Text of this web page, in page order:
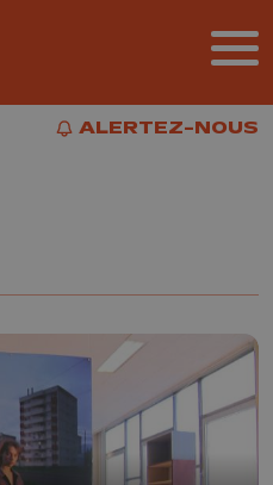
ALERTEZ-NOUS
ALERTEZ-NOUS